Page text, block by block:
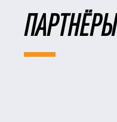
ПАРТНЁРЫ